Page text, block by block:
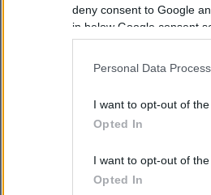
deny consent to Google
in below Google consent
Personal Data
I want to opt-out of
Opted In
I want to opt-out of
Opted In